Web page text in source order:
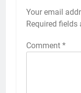
Your email
Required fields
Comment *